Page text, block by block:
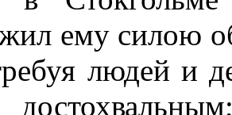
ему силою
людей и